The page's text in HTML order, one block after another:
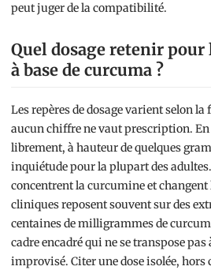
peut juger de la compatibilité.
Quel dosage retenir
à base de curcuma ?
Les repères de dosage varient selon la
aucun chiffre ne vaut prescription. En
librement, à hauteur de quelques
inquiétude pour la plupart des
concentrent la curcumine et changent
cliniques reposent souvent sur des
centaines de milligrammes de
cadre encadré qui ne se transpose
improvisé. Citer une dose isolée, hors